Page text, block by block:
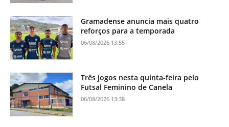
Gramadense anuncia mais quatro
reforços para a temporada
06/08/2026 13:55
Três jogos nesta quinta-feira pelo
Futsal Feminino de Canela
06/08/2026 13:38